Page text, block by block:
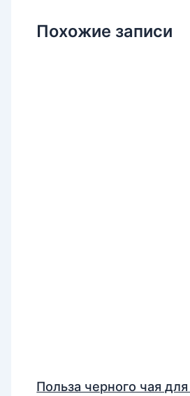
Похожие записи
Польза черного чая